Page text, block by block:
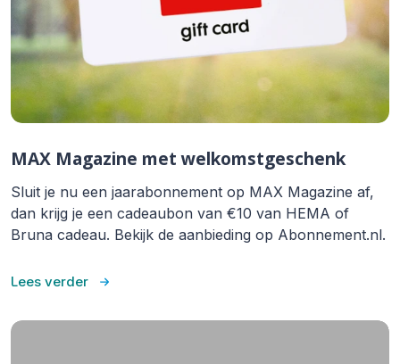
MAX Magazine met welkomstgeschenk
Sluit je nu een jaarabonnement op MAX Magazine af,
dan krijg je een cadeaubon van €10 van HEMA of
Bruna cadeau. Bekijk de aanbieding op Abonnement.nl.
Lees verder